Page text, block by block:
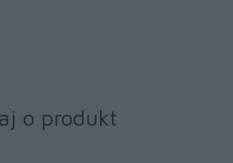
o produkt